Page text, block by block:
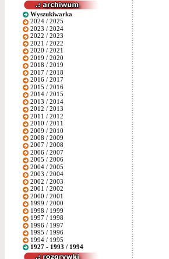
Wyszukiwarka
2024 / 2025
2023 / 2024
2022 / 2023
2021 / 2022
2020 / 2021
2019 / 2020
2018 / 2019
2017 / 2018
2016 / 2017
2015 / 2016
2014 / 2015
2013 / 2014
2012 / 2013
2011 / 2012
2010 / 2011
2009 / 2010
2008 / 2009
2007 / 2008
2006 / 2007
2005 / 2006
2004 / 2005
2003 / 2004
2002 / 2003
2001 / 2002
2000 / 2001
1999 / 2000
1998 / 1999
1997 / 1998
1996 / 1997
1995 / 1996
1994 / 1995
1927 - 1993 / 1994